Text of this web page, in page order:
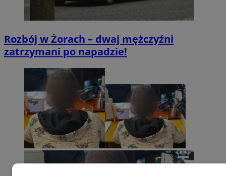
Rozbój w Żorach – dwaj mężczyźni
zatrzymani po napadzie!